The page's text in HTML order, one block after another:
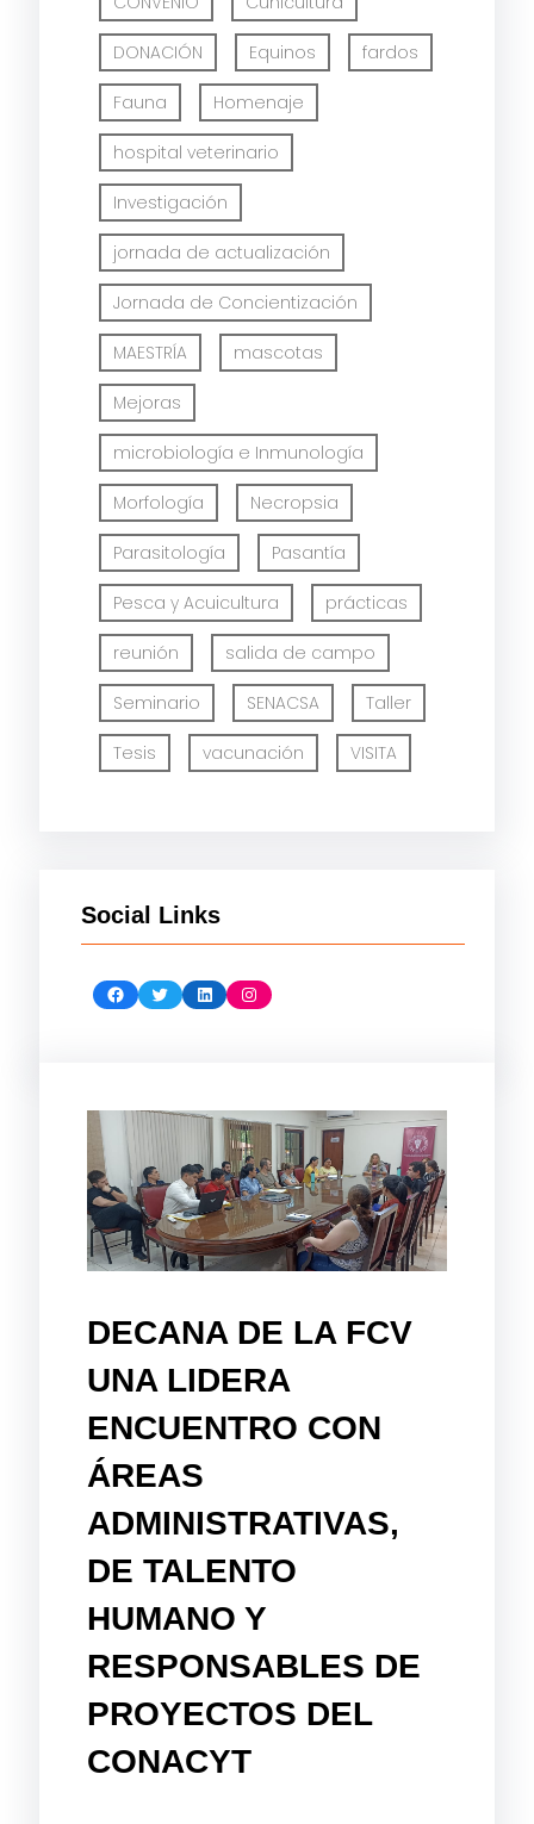
DONACIÓN Equinos fardos
Fauna Homenaje
hospital veterinario
Investigación
jornada de actualización
Jornada de Concientización
MAESTRÍA mascotas
Mejoras
microbiología e Inmunología
Morfología Necropsia
Parasitología Pasantía
Pesca y Acuicultura prácticas
reunión salida de campo
Seminario SENACSA Taller
Tesis vacunación VISITA
Social Links
Facebook Twitter LinkedIn Instagram
DECANA DE LA FCV
UNA LIDERA
ENCUENTRO CON
ÁREAS
ADMINISTRATIVAS,
DE TALENTO
HUMANO Y
RESPONSABLES DE
PROYECTOS DEL
CONACYT